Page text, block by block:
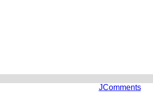
JComments